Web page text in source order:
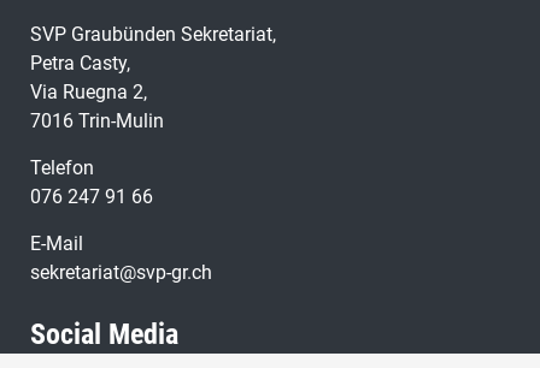
SVP Graubünden Sekretariat,
Petra Casty,
Via Ruegna 2,
7016 Trin-Mulin
Telefon
076 247 91 66
E-Mail
sekretariat@svp-gr.ch
Social Media